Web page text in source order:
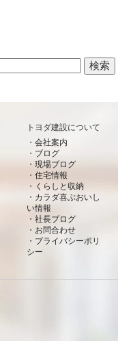
トヨダ建設について
会社案内
ブログ
現場ブログ
住宅情報
くらしと収納
カラダ喜ぶおいし
い情報
社長ブログ
お問合わせ
プライバシーポリ
シー